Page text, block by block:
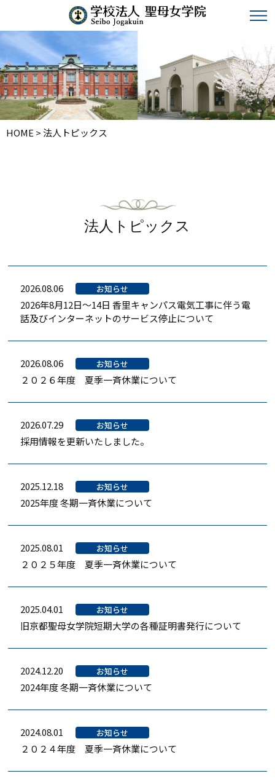
HOME >法人トピックス
法人トピックス
2026.08.06 お知らせ
2026年8月12日～14日 香里キャンパス電気工事に伴う電
話及びインターネットのサービス停止について
2026.08.06 お知らせ
２０２６年度 夏季一斉休業について
2026.07.29 お知らせ
採用情報を更新いたしました。
2025.12.18 お知らせ
2025年度 冬期一斉休業について
2025.08.01 お知らせ
２０２５年度 夏季一斉休業について
2025.04.01 お知らせ
旧京都聖母女学院短期大学の各種証明書発行について
2024.12.20 お知らせ
2024年度 冬期一斉休業について
2024.08.01 お知らせ
２０２４年度 夏季一斉休業について